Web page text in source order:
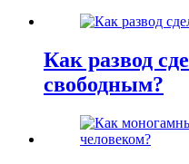
Как развод
свободным?